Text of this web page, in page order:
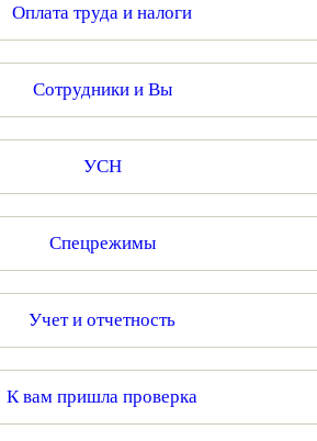
Оплата труда и налоги
Сотрудники и Вы
УСН
Спецрежимы
Учет и отчетность
К вам пришла проверка